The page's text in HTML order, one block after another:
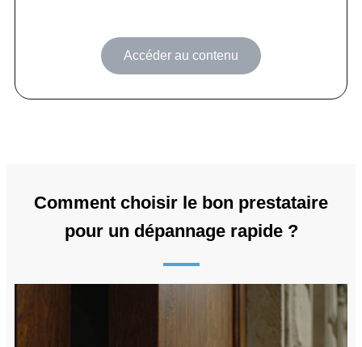
Accéder au contenu
Comment choisir le bon prestataire
pour un dépannage rapide ?